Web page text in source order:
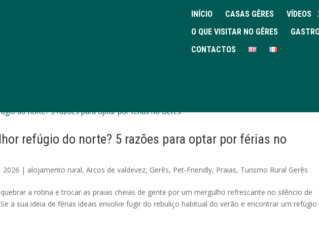
INÍCIO CASAS GÊRES VÍDEOS
O QUE VISITAR NO GÊRES
CONTACTOS
refúgio do norte? 5 razões para optar por férias no
2026 | alojamento rural,Arcos de valdevez, Gerês, Pet-Friendly, Praias, Turismo Rural Gerês
a rotina e trocar as praias cheias de gente por um mergulho refrescante no silêncio de
a sua ideia de férias ideais envolve fugir do rebuliço habitual do verão e encontrar um refúgio